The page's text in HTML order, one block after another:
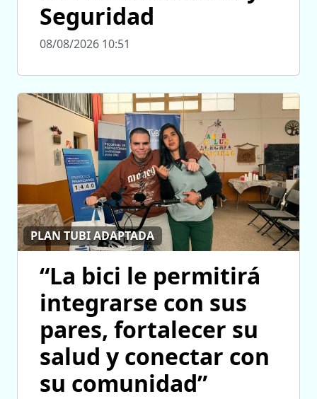
Seguridad
08/08/2026 10:51
PLAN TUBI ADAPTADA
“La bici le permitirá
integrarse con sus
pares, fortalecer su
salud y conectar con
su comunidad”